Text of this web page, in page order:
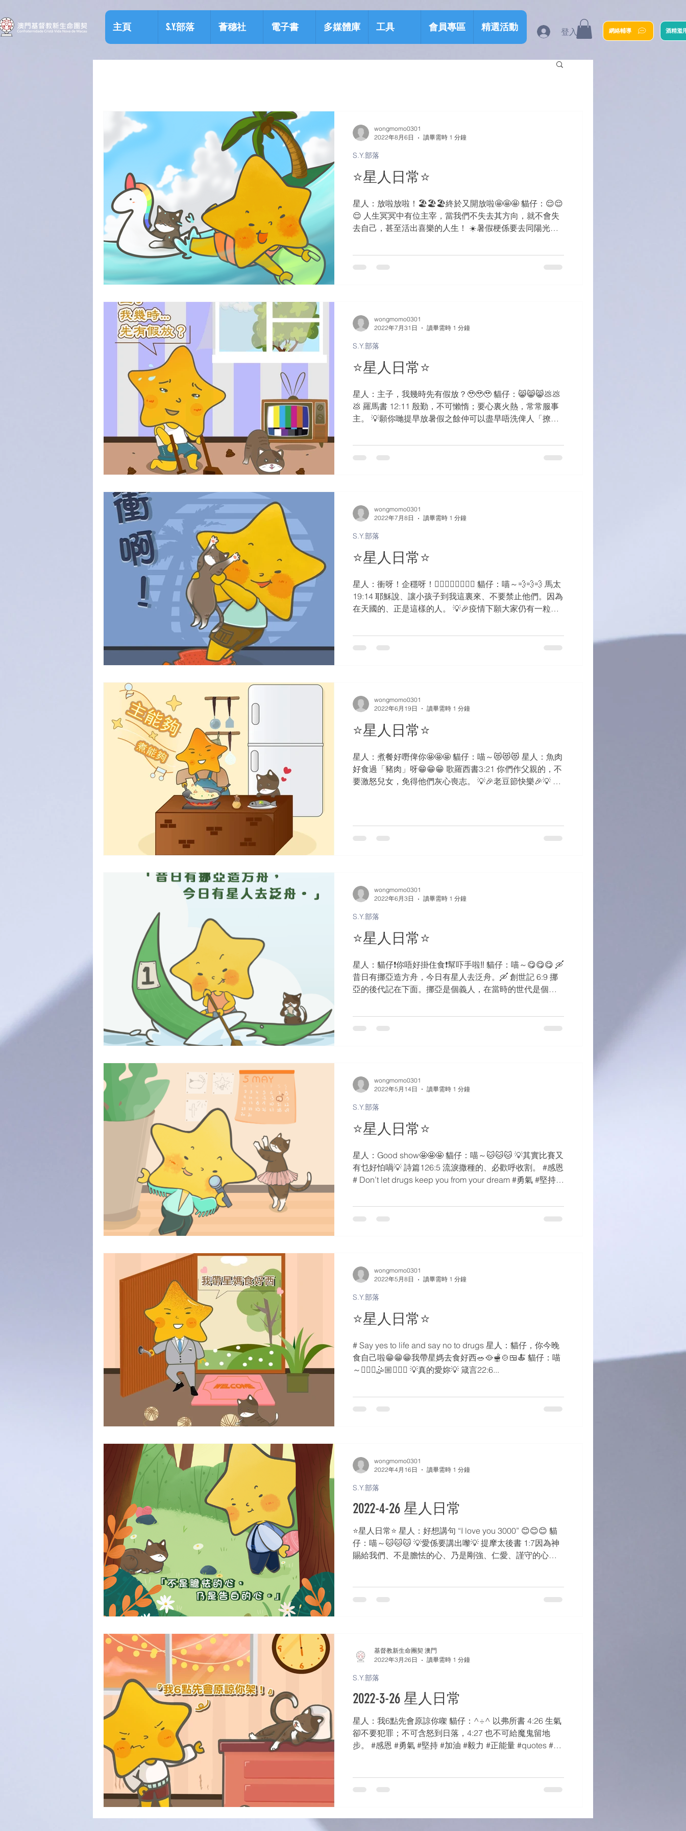
主頁 S.Y.部落 薈穗社 電子書 多媒體庫 工具 會員專區 精選活動 登入 網絡輔導 酒精濫
⭐️星人日常⭐️
星人：放啦放啦！🏖🏖🏖終於又開放啦🤩🤩🤩 貓仔：😌😌
😌 人生冥冥中有位主宰，當我們不失去其方向，就不會失
去自己，甚至活出喜樂的人生！ ☀️暑假梗係要去同陽光玩
#毅力...
S.Y.部落
wongmomo0301
2022年8月6日
讀畢需時 1 分鐘
⭐️星人日常⭐️
星人：主子，我幾時先有假放？🥹🥹🥹 貓仔：😸😸😸💩💩
💩 羅馬書 12:11 殷勤，不可懶惰；要心裏火熱，常常服事
主。 💡願你哋提早放暑假之餘仲可以盡早唔洗俾人「撩」
S.Y.部落
wongmomo0301
2022年7月31日
讀畢需時 1 分鐘
⭐️星人日常⭐️
星人：衝呀！企穩呀！🏄🏽‍♀️🏄🏽🏄🏽‍♂️ 貓仔：喵～💨💨💨 馬太
19:14 耶穌說、讓小孩子到我這裏來、不要禁止他們。因為
在天國的、正是這樣的人。 💡🎉疫情下願大家仍有一粒孩
S.Y.部落
wongmomo0301
2022年7月8日
讀畢需時 1 分鐘
⭐️星人日常⭐️
星人：煮餐好嘢俾你🤩🤩🤩 貓仔：喵～😻😻😻 星人：魚肉
好食過「豬肉」呀😁😁😁 歌羅西書3:21 你們作父親的，不
要激怒兒女，免得他們灰心喪志。 💡🎉老豆節快樂🎉💡 #
wongmomo0301
2022年6月19日
讀畢需時 1 分鐘
⭐️星人日常⭐️
星人：貓仔❗️你唔好掛住食❗️幫吓手啦‼️ 貓仔：喵～😋😋😋 🛶
昔日有挪亞造方舟，今日有星人去泛舟。🛶 創世記 6:9 挪
亞的後代記在下面。挪亞是個義人，在當時的世代是個完
#Drugs gave me...
S.Y.部落
wongmomo0301
2022年6月3日
讀畢需時 1 分鐘
⭐️星人日常⭐️
星人：Good show🤩🤩🤩 貓仔：喵～🐱🐱🐱 💡其實比賽又
有乜好怕喎💡 詩篇126:5 流淚撒種的、必歡呼收割。 #感恩
# Don’t let drugs keep you from your dream #勇氣 #堅持 #
S.Y.部落
wongmomo0301
2022年5月14日
讀畢需時 1 分鐘
⭐️星人日常⭐️
# Say yes to life and say no to drugs 星人：貓仔，你今晚
食自己啦😁😁😁我帶星媽去食好西🥗🥘🫕🍲🍱🍝 貓仔：喵
～🤹🏻‍♀️🤹🏼🤹🏼‍♂️ 💡真的愛妳💡 箴言22:6...
S.Y.部落
wongmomo0301
2022年5月8日
讀畢需時 1 分鐘
2022-4-26 星人日常
⭐️星人日常⭐️ 星人：好想講句 “I love you 3000” 😊😊😊 貓
仔：喵～🐱🐱🐱 💡愛係要講出嚟💡 提摩太後書 1:7因為神
賜給我們、不是膽怯的心、乃是剛強、仁愛、謹守的心。
S.Y.部落
wongmomo0301
2022年4月16日
讀畢需時 1 分鐘
2022-3-26 星人日常
星人：我6點先會原諒你㗎 貓仔：^÷^ 以弗所書 4:26 生氣
卻不要犯罪；不可含怒到日落，4:27 也不可給魔鬼留地
步。 #感恩 #勇氣 #堅持 #加油 #毅力 #正能量 #quotes #力
S.Y.部落
基督教新生命團契 澳門
2022年3月26日
讀畢需時 1 分鐘